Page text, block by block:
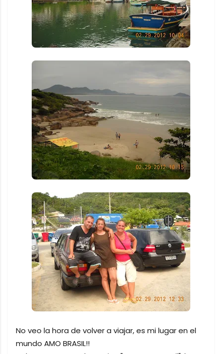
No veo la hora de volver a viajar, es mi lugar en el
mundo AMO BRASIL!!